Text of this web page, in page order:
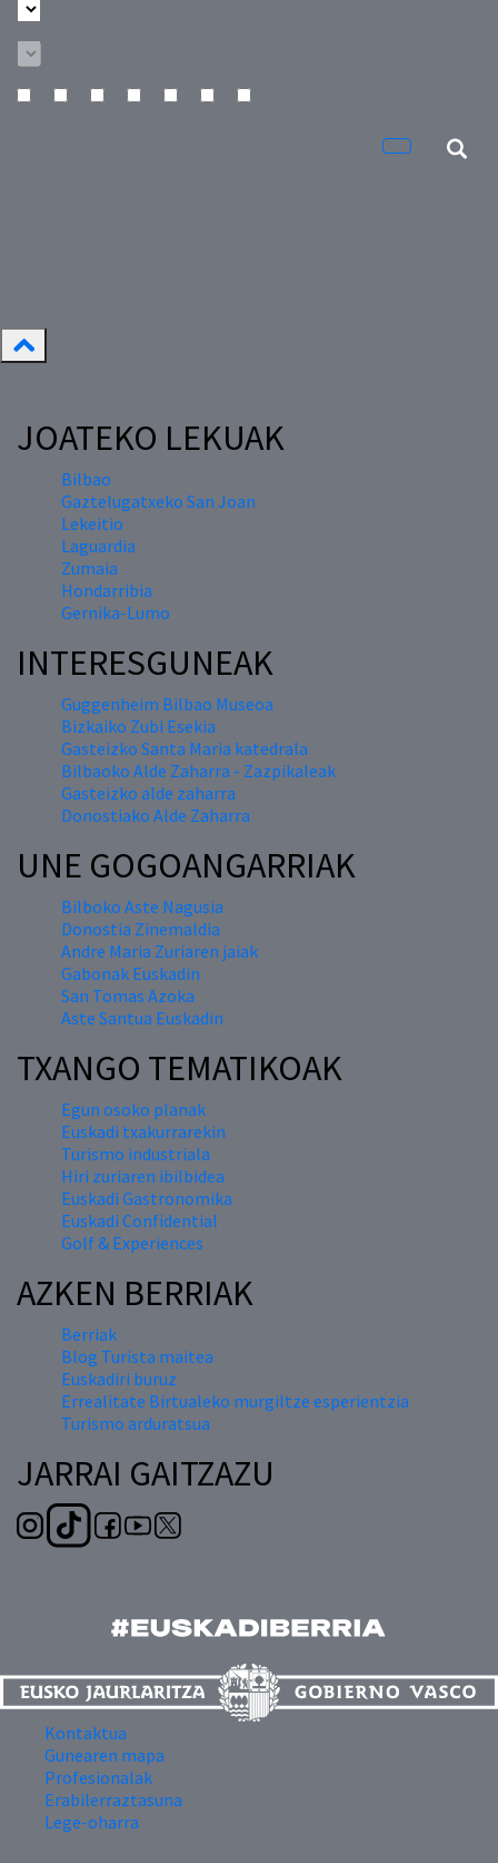
JOATEKO LEKUAK
Bilbao
Gaztelugatxeko San Joan
Lekeitio
Laguardia
Zumaia
Hondarribia
Gernika-Lumo
INTERESGUNEAK
Guggenheim Bilbao Museoa
Bizkaiko Zubi Esekia
Gasteizko Santa Maria katedrala
Bilbaoko Alde Zaharra - Zazpikaleak
Gasteizko alde zaharra
Donostiako Alde Zaharra
UNE GOGOANGARRIAK
Bilboko Aste Nagusia
Donostia Zinemaldia
Andre Maria Zuriaren jaiak
Gabonak Euskadin
San Tomas Azoka
Aste Santua Euskadin
TXANGO TEMATIKOAK
Egun osoko planak
Euskadi txakurrarekin
Turismo industriala
Hiri zuriaren ibilbidea
Euskadi Gastronomika
Euskadi Confidential
Golf & Experiences
AZKEN BERRIAK
Berriak
Blog Turista maitea
Euskadiri buruz
Errealitate Birtualeko murgiltze esperientzia
Turismo arduratsua
JARRAI GAITZAZU
Kontaktua
Gunearen mapa
Profesionalak
Erabilerraztasuna
Lege-oharra